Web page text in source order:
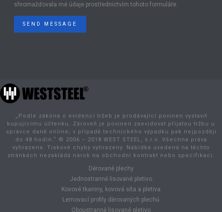
shromažďovala mé údaje prostřednictvím tohoto formuláře.
SEND MESSAGE
„Podle zákona o evidenci tržeb je prodávající povinen vystavit
kupujícímu účtenku. Zároveň je povinen zaevidovat přijatou tržbu u
správce daně online; v případě technického výpadku pak nejpozději
do 48 hodin.“ © 2006 – 2018 WEST STEEL, s.r.o. Všechna práva
vyhrazena. Tiskové chyby vyhrazeny. Nabídka uvedená na těchto
stránkách nezakládá nárok na obchodní kontrakt nebo specifikaci.
Děrované plechy
Jednostranně lisované pletivo
Kovové tkaniny, kovová síta a pletiva
Lemovací profily děrovaných plechů
Oboustranně lisované pletivo